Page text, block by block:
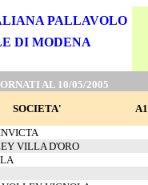
PALLAVOLO
DI MODENA
AL 10/05/2005
SOCIETA'
VILLA D'ORO